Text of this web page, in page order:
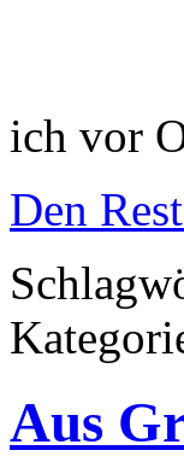
ich vor
Den
Aus